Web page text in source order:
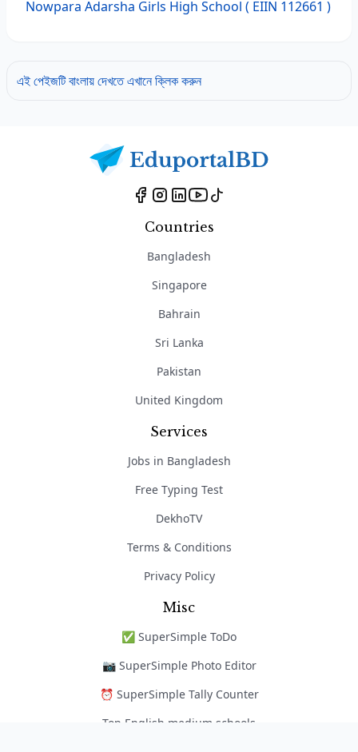
Nowpara Adarsha Girls High School ( EIIN 112661 )
এই পেইজটি বাংলায় দেখতে এখানে ক্লিক করুন
Countries
Bangladesh
Singapore
Bahrain
Sri Lanka
Pakistan
United Kingdom
Services
Jobs in Bangladesh
Free Typing Test
DekhoTV
Terms & Conditions
Privacy Policy
Misc
✅ SuperSimple ToDo
📷 SuperSimple Photo Editor
⏰ SuperSimple Tally Counter
Top English medium schools